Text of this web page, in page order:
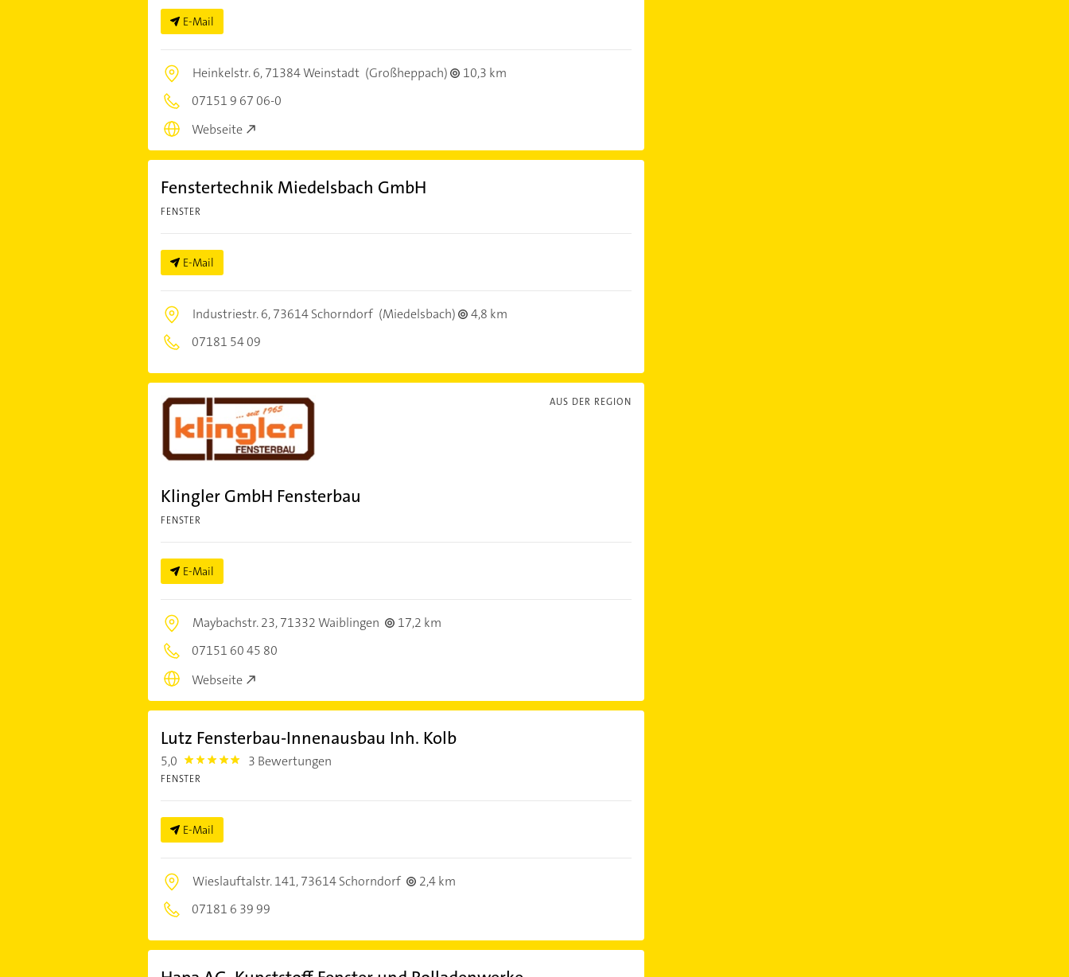
E-Mail
Heinkelstr. 6,71384 Weinstadt (Großheppach)
10,3 km
07151 9 67 06-0
Webseite
Fenstertechnik Miedelsbach GmbH
FENSTER
E-Mail
Industriestr. 6,73614 Schorndorf (Miedelsbach)
4,8 km
07181 54 09
AUS DER REGION
Klingler GmbH Fensterbau
FENSTER
E-Mail
Maybachstr. 23,71332 Waiblingen
17,2 km
07151 60 45 80
Webseite
Lutz Fensterbau-Innenausbau Inh. Kolb
5,0 5.0 3 Bewertungen
FENSTER
E-Mail
Wieslauftalstr. 141,73614 Schorndorf
2,4 km
07181 6 39 99